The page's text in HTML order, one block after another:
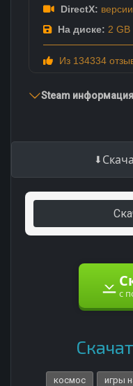
DirectX:
На диске: 2 GB
Из 134334
Steam
с
космос игры